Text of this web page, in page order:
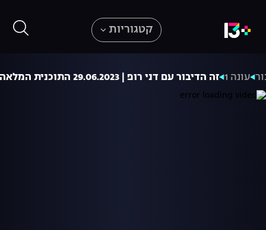
קטגוריות
עונה 1 זה הדיבור עם דני רופ | 29.06.2023 התוכנית המלאה